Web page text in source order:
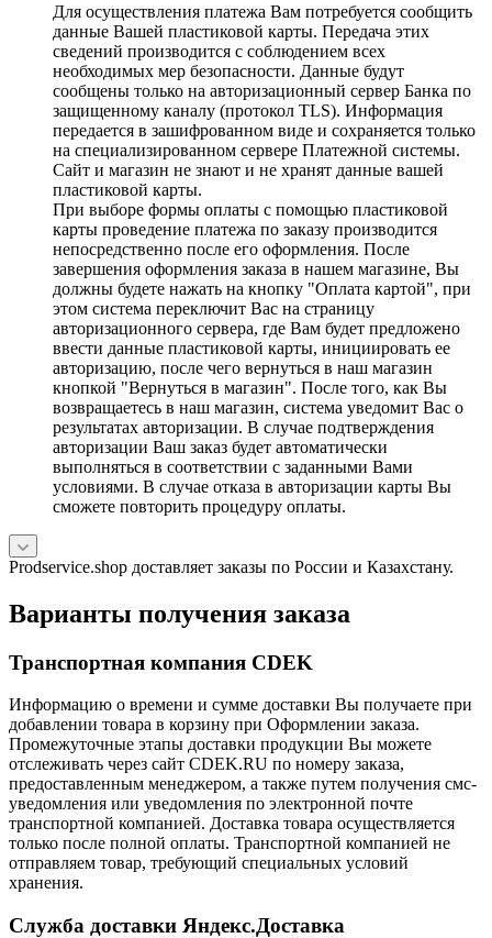
Для осуществления платежа Вам потребуется сообщить
данные Вашей пластиковой карты. Передача этих
сведений производится с соблюдением всех
необходимых мер безопасности. Данные будут
сообщены только на авторизационный сервер Банка по
защищенному каналу (протокол TLS). Информация
передается в зашифрованном виде и сохраняется только
на специализированном сервере Платежной системы.
Сайт и магазин не знают и не хранят данные вашей
пластиковой карты.
При выборе формы оплаты с помощью пластиковой
карты проведение платежа по заказу производится
непосредственно после его оформления. После
завершения оформления заказа в нашем магазине, Вы
должны будете нажать на кнопку "Оплата картой", при
этом система переключит Вас на страницу
авторизационного сервера, где Вам будет предложено
ввести данные пластиковой карты, инициировать ее
авторизацию, после чего вернуться в наш магазин
кнопкой "Вернуться в магазин". После того, как Вы
возвращаетесь в наш магазин, система уведомит Вас о
результатах авторизации. В случае подтверждения
авторизации Ваш заказ будет автоматически
выполняться в соответствии с заданными Вами
условиями. В случае отказа в авторизации карты Вы
сможете повторить процедуру оплаты.
Prodservice.shop доставляет заказы по России и Казахстану.
Варианты получения заказа
Транспортная компания CDEK
Информацию о времени и сумме доставки Вы получаете при
добавлении товара в корзину при Оформлении заказа.
Промежуточные этапы доставки продукции Вы можете
отслеживать через сайт CDEK.RU по номеру заказа,
предоставленным менеджером, а также путем получения смс-
уведомления или уведомления по электронной почте
транспортной компанией. Доставка товара осуществляется
только после полной оплаты. Транспортной компанией не
отправляем товар, требующий специальных условий
хранения.
Служба доставки Яндекс.Доставка